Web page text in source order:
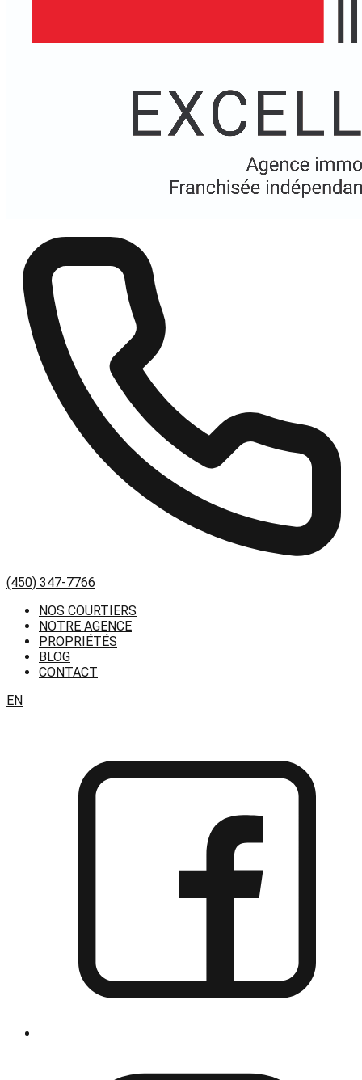
(450) 347-7766
NOS COURTIERS
NOTRE AGENCE
PROPRIÉTÉS
BLOG
CONTACT
EN